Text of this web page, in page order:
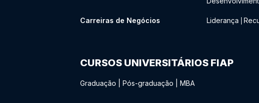
Carreiras de Negócios Liderança
CURSOS UNIVERSITÁRIOS FIAP
Graduação Pós-graduação MBA